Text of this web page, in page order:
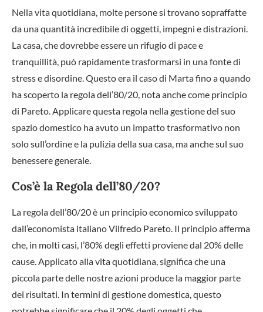
Nella vita quotidiana, molte persone si trovano sopraffatte
da una quantità incredibile di oggetti, impegni e distrazioni.
La casa, che dovrebbe essere un rifugio di pace e
tranquillità, può rapidamente trasformarsi in una fonte di
stress e disordine. Questo era il caso di Marta fino a quando
ha scoperto la regola dell’80/20, nota anche come principio
di Pareto. Applicare questa regola nella gestione del suo
spazio domestico ha avuto un impatto trasformativo non
solo sull’ordine e la pulizia della sua casa, ma anche sul suo
benessere generale.
Cos’è la Regola dell’80/20?
La regola dell’80/20 è un principio economico sviluppato
dall’economista italiano Vilfredo Pareto. Il principio afferma
che, in molti casi, l’80% degli effetti proviene dal 20% delle
cause. Applicato alla vita quotidiana, significa che una
piccola parte delle nostre azioni produce la maggior parte
dei risultati. In termini di gestione domestica, questo